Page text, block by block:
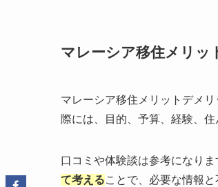
マレーシア移住メリッ
マレーシア移住メリットデメ
際には、目的、予算、経験、
口コミや体験談は参考になり
て考えることで、必要な情報